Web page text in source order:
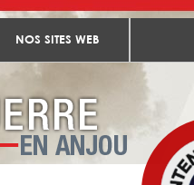
NOS SITES WEB